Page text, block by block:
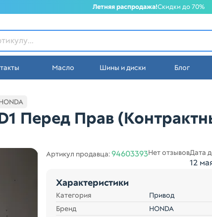
Летняя распродажа!Скидки до 70%
Екатеринбурге
Масло Шины и диски Блог
в Екатеринбурге
Перед Прав
Артикул продавца:94603393Нет отзывовДата
12
Характеристики
Категория
Привод
Бренд
HONDA